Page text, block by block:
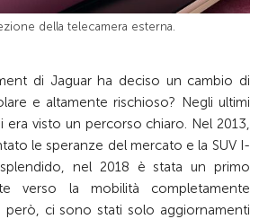
della telecamera esterna.
di Jaguar ha deciso un cambio di
e altamente rischioso? Negli ultimi
era visto un percorso chiaro. Nel 2013,
le speranze del mercato e la SUV I-
nel 2018 è stata un primo
verso la mobilità completamente
però, ci sono stati solo aggiornamenti